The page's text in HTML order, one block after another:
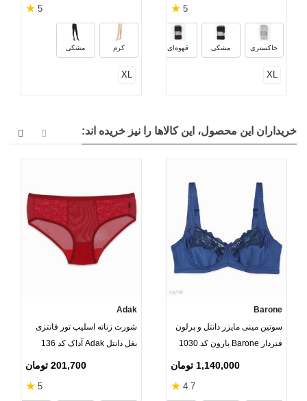
5
★
خاکستری مشکی قهوه‌ای
XL
5
★
کرم مشکی
XL
خریداران این محصول، این کالاها را نیز خریده اند:
Barone
سوتین مینی مایزر دانتل و پرلون
فنردار Barone بارون کد 1030
1,140,000 تومان
4.7
★
Adak
شورت زنانه اسلیپ تور فانتزی
بغل دانتل Adak آداک کد 136
201,700 تومان
5
★